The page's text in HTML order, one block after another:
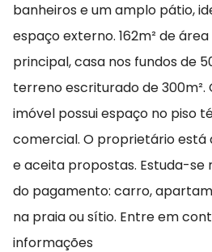
banheiros e um amplo pátio,
espaço externo. 162m² de
principal, casa nos fundos de
terreno escriturado de 300m².
imóvel possui espaço no piso
comercial. O proprietário está
e aceita propostas. Estuda-
do pagamento: carro,
na praia ou sítio. Entre em
informações